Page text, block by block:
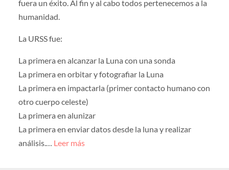
fuera un éxito. Al fin y al cabo todos pertenecemos a la
humanidad.
La URSS fue:
La primera en alcanzar la Luna con una sonda
La primera en orbitar y fotografiar la Luna
La primera en impactarla (primer contacto humano con
otro cuerpo celeste)
La primera en alunizar
La primera en enviar datos desde la luna y realizar
análisis.… Leer más